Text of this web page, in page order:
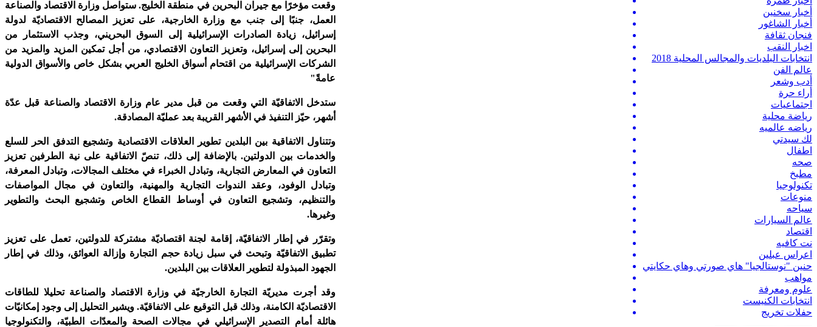
أخبار سخنين
أخبار الشاغور
فنجان ثقافة
اخبار النقب
انتخابات البلديات والمجالس المحلية 2018
عالم الفن
أدب وشعر
أراء حرة
اجتماعيات
رياضة محلية
رياضه عالميه
لك سيدتي
اطفال
صحه
مطبخ
تكنولوجيا
منوعات
سياحه
عالم السيارات
اقتصاد
نت كافيه
اعراس عبلين
حنين "نوستالجيا" هاي صورتي وهاي حكايتي
مواهب
علوم ومعرفة
انتخابات الكنيست
حفلات تخريج
وقعت مؤخرًا مع جيران البحرين في منطقة الخليج. ستواصل وزارة الاقتصاد والصناعة
العمل، جنبًا إلى جنب مع وزارة الخارجية، على تعزيز المصالح الاقتصاديّة لدولة
إسرائيل، زيادة الصادرات الإسرائيلية إلى السوق البحريني، وجذب الاستثمار من
البحرين إلى إسرائيل، وتعزيز التعاون الاقتصادي، من أجل تمكين المزيد والمزيد من
الشركات الإسرائيلية من اقتحام أسواق الخليج العربي بشكل خاص والأسواق الدولية
عامةً"
ستدخل الاتفاقيّة التي وقعت من قبل مدير عام وزارة الاقتصاد والصناعة قبل عدّة
أشهر، حيّز التنفيذ في الأشهر القريبة بعد عمليّة المصادقة.
وتتناول الاتفاقية بين البلدين تطوير العلاقات الاقتصادية وتشجيع التدفق الحر للسلع
والخدمات بين الدولتين. بالإضافة إلى ذلك، تنصّ الاتفاقية على نية الطرفين تعزيز
التعاون في المعارض التجارية، وتبادل الخبراء في مختلف المجالات، وتبادل المعرفة،
وتبادل الوفود، وعقد الندوات التجارية والمهنية، والتعاون في مجال المواصفات
والتنظيم، وتشجيع التعاون في أوساط القطاع الخاص وتشجيع البحث والتطوير
وغيرها.
وتقرّر في إطار الاتفاقيّة، إقامة لجنة اقتصاديّة مشتركة للدولتين، تعمل على تعزيز
تطبيق الاتفاقيّة وتبحث في سبل زيادة حجم التجارة وإزالة العوائق، وذلك في إطار
الجهود المبذولة لتطوير العلاقات بين البلدين.
وقد أجرت مديريّة التجارة الخارجيّة في وزارة الاقتصاد والصناعة تحليلا للطاقات
الاقتصاديّة الكامنة، وذلك قبل التوقيع على الاتفاقيّة. ويشير التحليل إلى وجود إمكانيّات
هائلة أمام التصدير الإسرائيلي في مجالات الصحة والمعدّات الطبيّة، والتكنولوجيا